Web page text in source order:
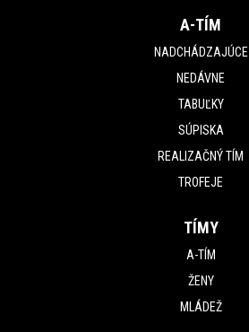
A-TÍM
NADCHÁDZAJÚCE
NEDÁVNE
TABUĽKY
SÚPISKA
REALIZAČNÝ TÍM
TROFEJE
TÍMY
A-TÍM
ŽENY
MLÁDEŽ